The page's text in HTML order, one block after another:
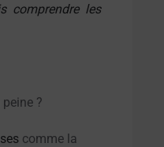
comprendre les
?
comme la